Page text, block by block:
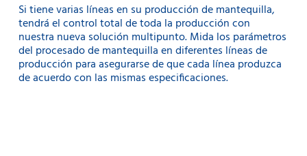
Si tiene varias líneas en su producción de mantequilla,
tendrá el control total de toda la producción con
nuestra nueva solución multipunto. Mida los parámetros
del procesado de mantequilla en diferentes líneas de
producción para asegurarse de que cada línea produzca
de acuerdo con las mismas especificaciones.